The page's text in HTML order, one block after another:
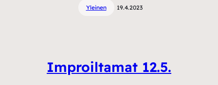
Yleinen 19.4.2023
Improiltamat 12.5.